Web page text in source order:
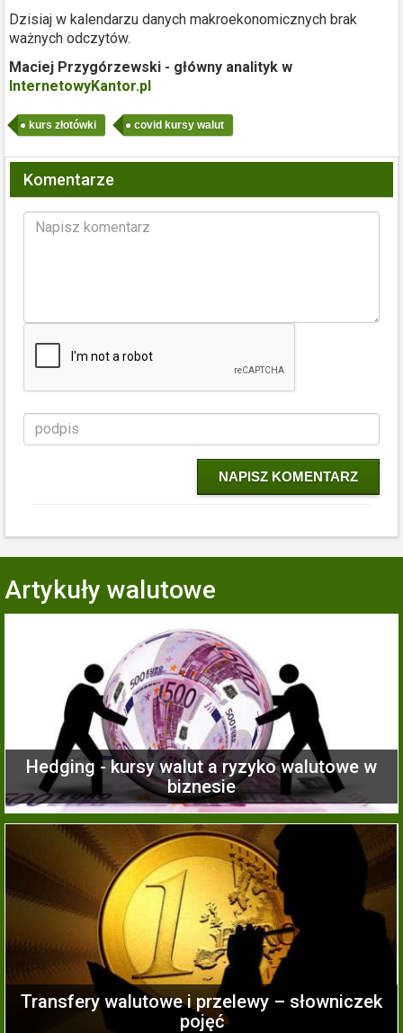
Dzisiaj w kalendarzu danych makroekonomicznych brak
ważnych odczytów.
Maciej Przygórzewski - główny analityk w
InternetowyKantor.pl
kurs złotówki covid kursy walut
Komentarze
NAPISZ KOMENTARZ
Artykuły walutowe
Hedging - kursy walut a ryzyko walutowe w
biznesie
Transfery walutowe i przelewy – słowniczek
pojęć